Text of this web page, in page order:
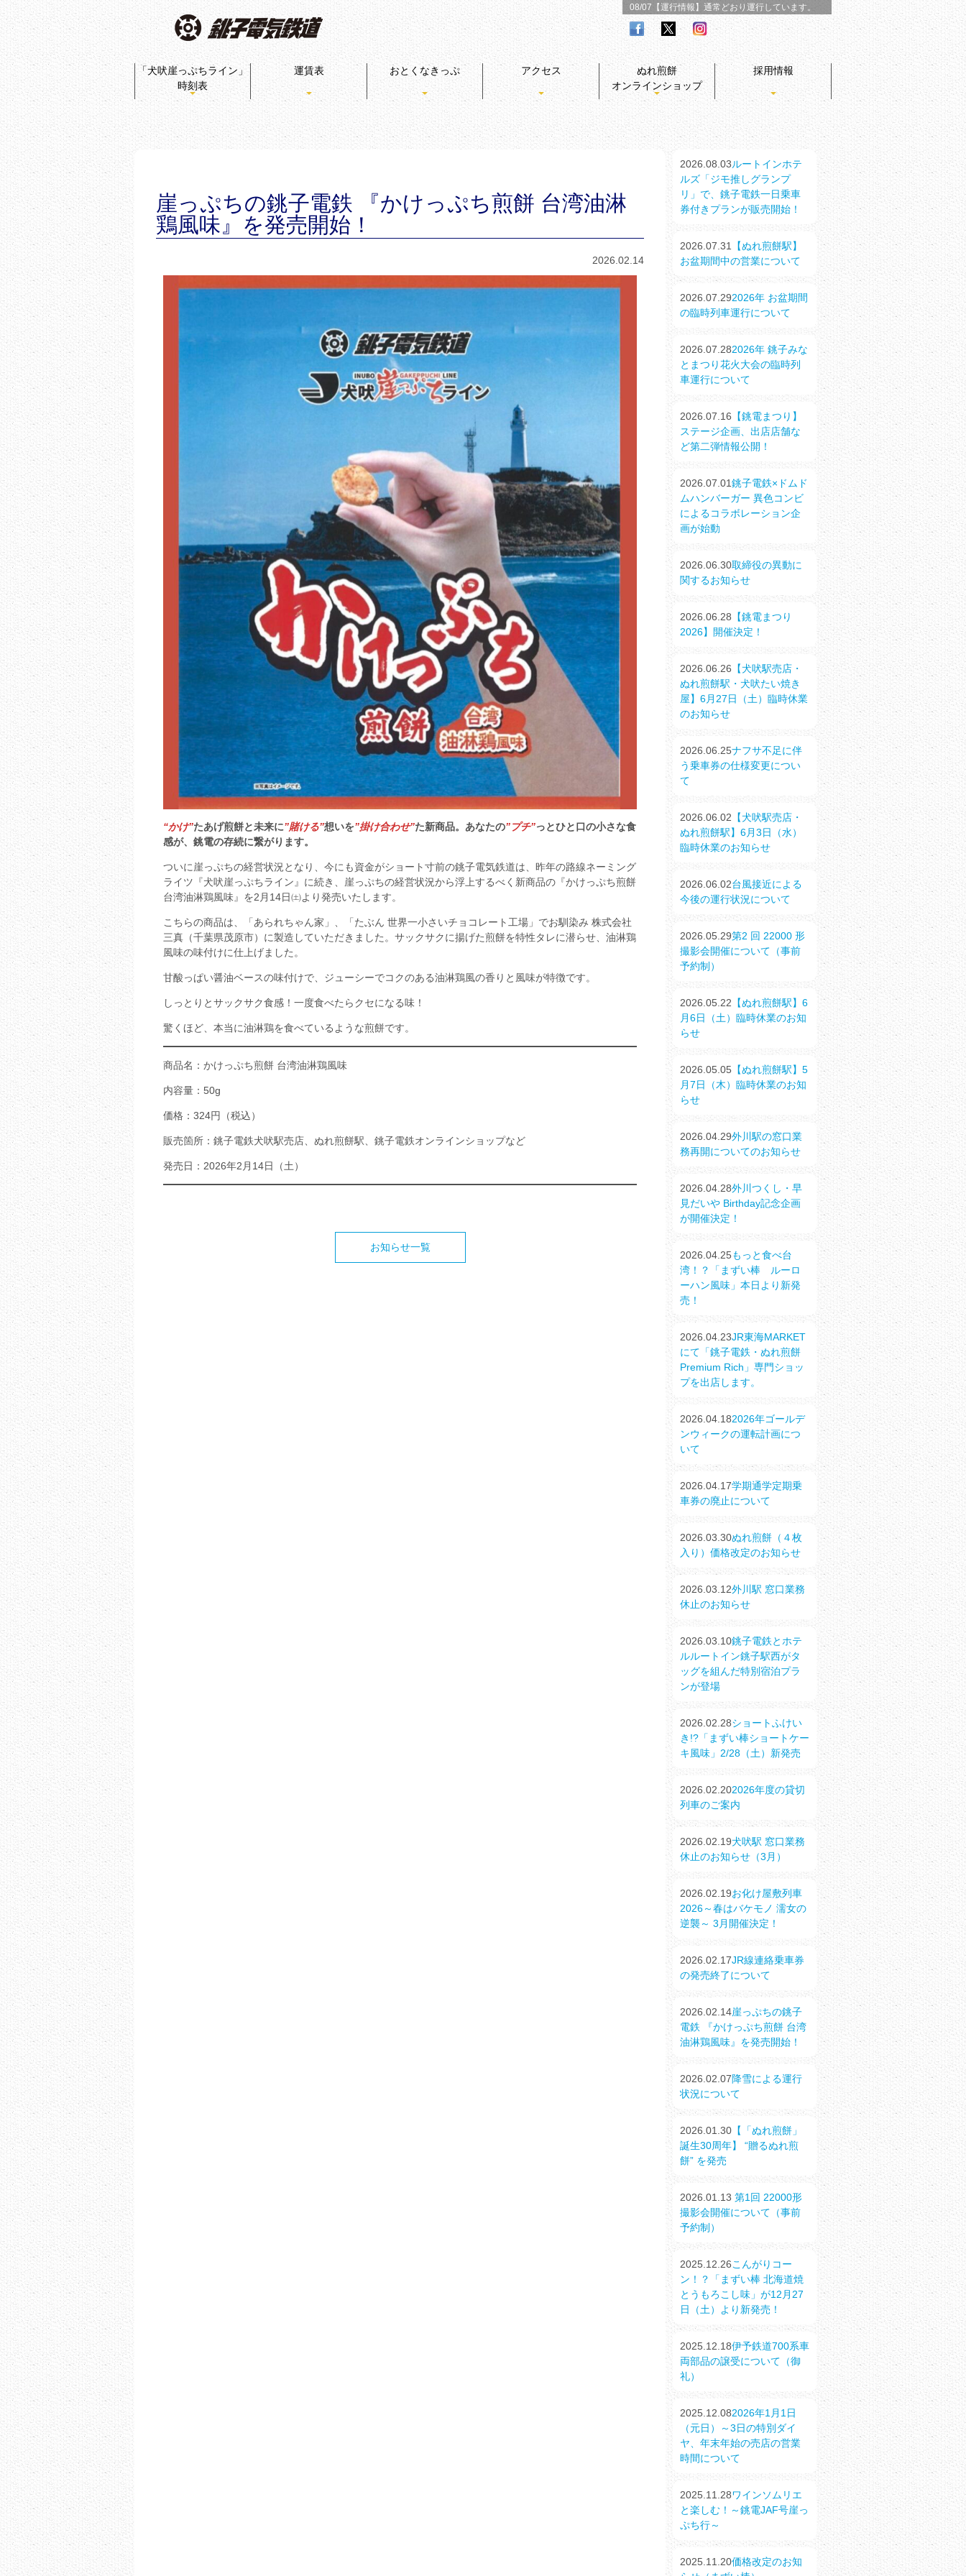
08/07【運行情報】 通常どおり運行しています。
「犬吠崖っぷちライン」
時刻表
運賃表 おとくなきっぷ アクセス
ぬれ煎餅
オンラインショップ
採用情報
崖っぷちの銚子電鉄 『かけっぷち煎餅 台湾油淋
鶏風味』を発売開始！
2026.02.14
“かけ”たあげ煎餅と未来に”賭ける”想いを”掛け合わせ”た新商品。あなたの”プチ”っとひと口の小さな食
感が、銚電の存続に繋がります。
ついに崖っぷちの経営状況となり、今にも資金がショート寸前の銚子電気鉄道は、昨年の路線ネーミング
ライツ『犬吠崖っぷちライン』に続き、崖っぷちの経営状況から浮上するべく新商品の『かけっぷち煎餅
台湾油淋鶏風味』を2月14日㈯より発売いたします。
こちらの商品は、「あられちゃん家」、「たぶん 世界一小さいチョコレート工場」でお馴染み 株式会社
三真（千葉県茂原市）に製造していただきました。サックサクに揚げた煎餅を特性タレに潜らせ、油淋鶏
風味の味付けに仕上げました。
甘酸っぱい醤油ベースの味付けで、ジューシーでコクのある油淋鶏風の香りと風味が特徴です。
しっとりとサックサク食感！一度食べたらクセになる味！
驚くほど、本当に油淋鶏を食べているような煎餅です。
商品名：かけっぷち煎餅 台湾油淋鶏風味
内容量：50g
価格：324円（税込）
販売箇所：銚子電鉄犬吠駅売店、ぬれ煎餅駅、銚子電鉄オンラインショップなど
発売日：2026年2月14日（土）
お知らせ一覧
2026.08.03ルートインホテ
ルズ「ジモ推しグランプ
リ」で、銚子電鉄一日乗車
券付きプランが販売開始！
2026.07.31
【ぬれ煎餅駅】
お盆期間中の営業について
2026.07.292026年 お盆期間
の臨時列車運行について
2026.07.282026年 銚子みな
とまつり花火大会の臨時列
車運行について
2026.07.16 【銚電まつり】
ステージ企画、出店店舗な
ど第二弾情報公開！
2026.07.01銚子電鉄×ドムド
ムハンバーガー 異色コンビ
によるコラボレーション企
画が始動
2026.06.30取締役の異動に
関するお知らせ
2026.06.28 【銚電まつり
2026】開催決定！
2026.06.26 【犬吠駅売店・
ぬれ煎餅駅・犬吠たい焼き
屋】6月27日（土）臨時休業
のお知らせ
2026.06.25ナフサ不足に伴
う乗車券の仕様変更につい
て
2026.06.02 【犬吠駅売店・
ぬれ煎餅駅】6月3日（水）
臨時休業のお知らせ
2026.06.02台風接近による
今後の運行状況について
2026.05.29第2 回 22000 形
撮影会開催について（事前
予約制）
2026.05.22 【ぬれ煎餅駅】6
月6日（土）臨時休業のお知
らせ
2026.05.05 【ぬれ煎餅駅】5
月7日（木）臨時休業のお知
らせ
2026.04.29外川駅の窓口業
務再開についてのお知らせ
2026.04.28外川つくし・早
見だいや Birthday記念企画
が開催決定！
2026.04.25もっと食べ台
湾！？「まずい棒 ルーロ
ーハン風味」本日より新発
売！
2026.04.23JR東海MARKET
にて「銚子電鉄・ぬれ煎餅
Premium Rich」専門ショッ
プを出店します。
2026.04.182026年ゴールデ
ンウィークの運転計画につ
いて
2026.04.17学期通学定期乗
車券の廃止について
2026.03.30ぬれ煎餅（４枚
入り）価格改定のお知らせ
2026.03.12外川駅 窓口業務
休止のお知らせ
2026.03.10銚子電鉄とホテ
ルルートイン銚子駅西がタ
ッグを組んだ特別宿泊プラ
ンが登場
2026.02.28ショートふけい
き!?「まずい棒ショートケー
キ風味」2/28（土）新発売
2026.02.202026年度の貸切
列車のご案内
2026.02.19犬吠駅 窓口業務
休止のお知らせ（3月）
2026.02.19お化け屋敷列車
2026～春はバケモノ 濡女の
逆襲～ 3月開催決定！
2026.02.17JR線連絡乗車券
の発売終了について
2026.02.14崖っぷちの銚子
電鉄 『かけっぷち煎餅 台湾
油淋鶏風味』を発売開始！
2026.02.07降雪による運行
状況について
2026.01.30 【「ぬれ煎餅」
誕生30周年】 “贈るぬれ煎
餅” を発売
2026.01.13 第1回 22000形
撮影会開催について（事前
予約制）
2025.12.26こんがりコー
ン！？「まずい棒 北海道焼
とうもろこし味」が12月27
日（土）より新発売！
2025.12.18伊予鉄道700系車
両部品の譲受について（御
礼）
2025.12.082026年1月1日
（元日）～3日の特別ダイ
ヤ、年末年始の売店の営業
時間について
2025.11.28ワインソムリエ
と楽しむ！～銚電JAF号崖っ
ぷち行～
2025.11.20価格改定のお知